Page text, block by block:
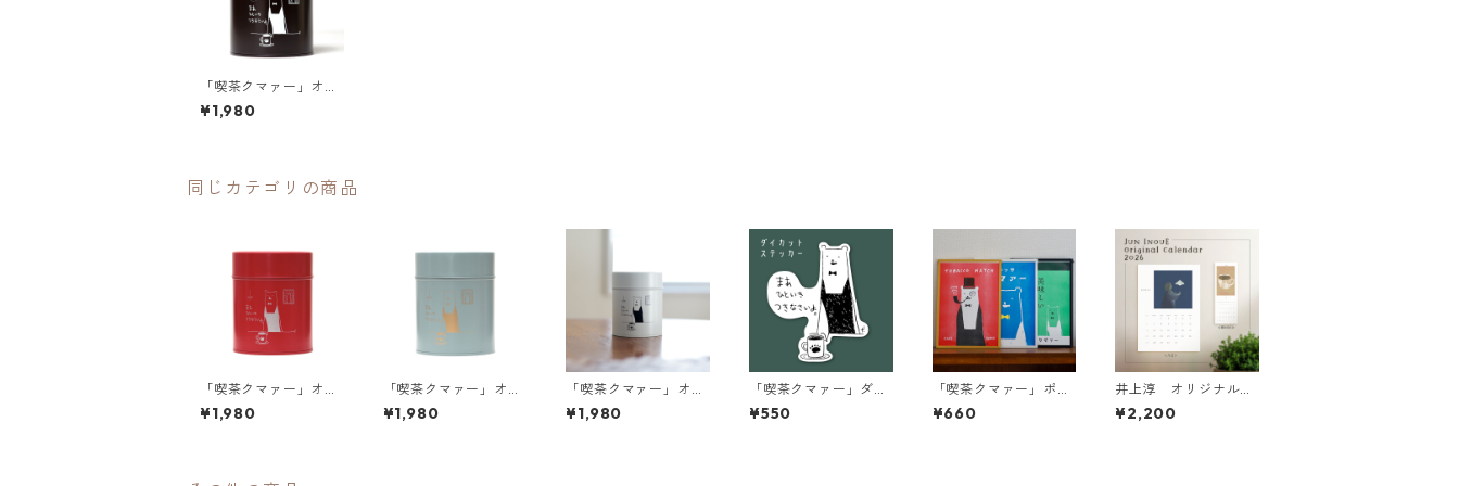
「喫茶クマァー」オリ
ジナルコーヒー豆缶
（マットブラウン）
¥1,980
同じカテゴリの商品
「喫茶クマァー」オリ
ジナルコーヒー豆缶
（マットポインセチ
¥1,980
「喫茶クマァー」オリ
ジナルコーヒー豆缶
（マットスモーキーグ
¥1,980
「喫茶クマァー」オリ
ジナルコーヒー豆缶
（マットホワイト）
¥1,980
「喫茶クマァー」ダイ
カットステッカー
¥550
「喫茶クマァー」ポス
ター各種
¥660
井上淳 オリジナルカ
レンダー【2026・A
4】
¥2,200